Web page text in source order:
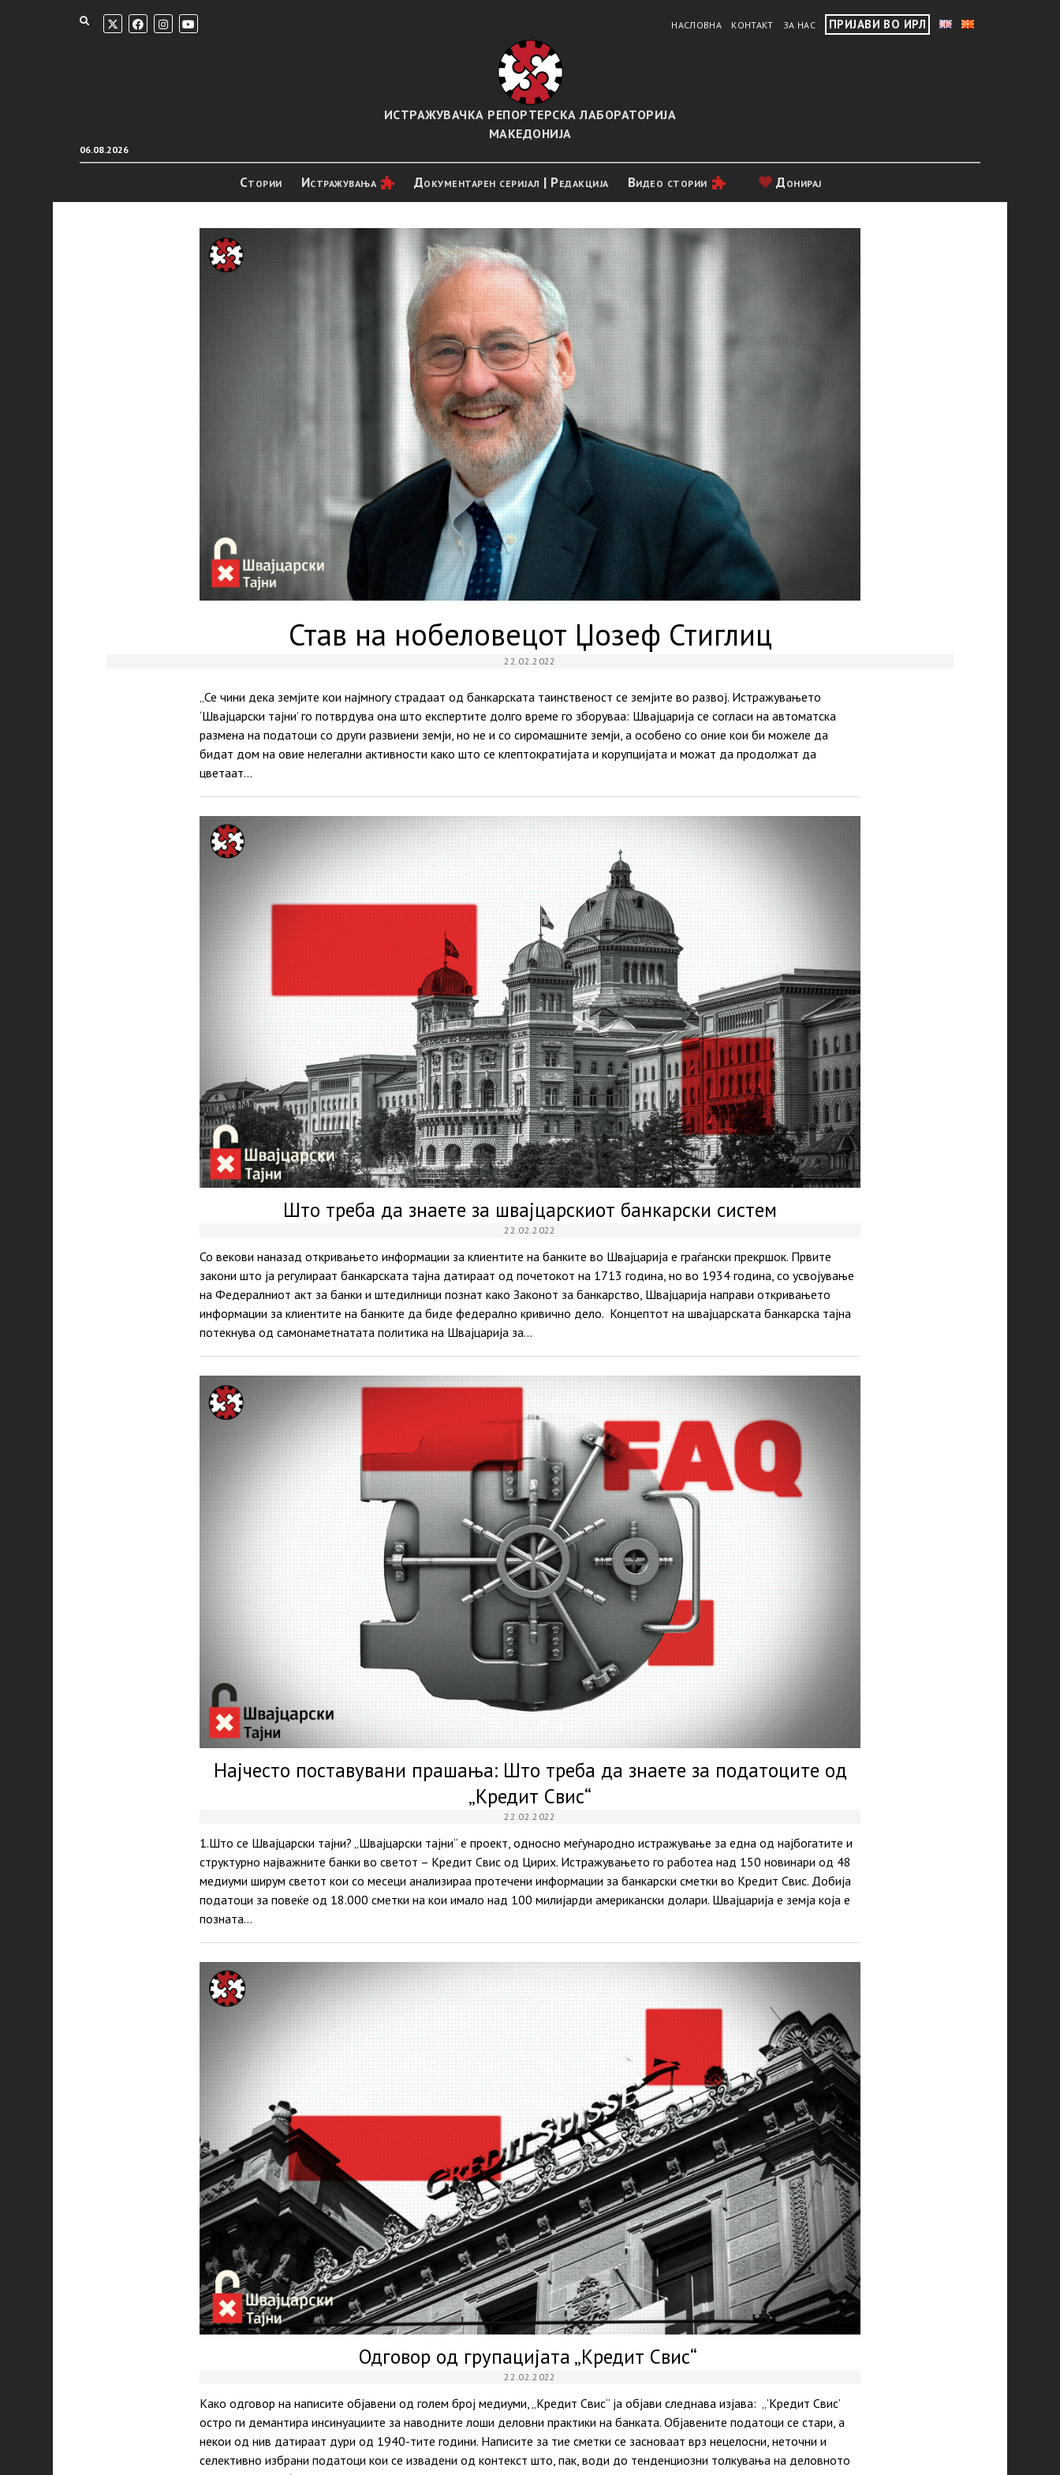
НАСЛОВНА КОНТАКТ ЗА НАС ПРИЈАВИ ВО ИРЛ
06.08.2026
ИСТРАЖУВАЧКА РЕПОРТЕРСКА ЛАБОРАТОРИЈА
МАКЕДОНИЈА
Стории Истражувањa Документарен серијал | Редакција Видео стории Донирај
Став на нобеловецот Џозеф Стиглиц
22.02.2022
„Се чини дека земјите кои најмногу страдаат од банкарската таинственост се земјите во развој. Истражувањето
‘Швајцарски тајни’ го потврдува она што експертите долго време го зборуваа: Швајцарија се согласи на автоматска
размена на податоци со други развиени земји, но не и со сиромашните земји, а особено со оние кои би можеле да
бидат дом на овие нелегални активности како што се клептократијата и корупцијата и можат да продолжат да
цветаат…
Што треба да знаете за швајцарскиот банкарски систем
22.02.2022
Со векови наназад откривањето информации за клиентите на банките во Швајцарија е граѓански прекршок. Првите
закони што ја регулираат банкарската тајна датираат од почетокот на 1713 година, но во 1934 година, со усвојување
на Федералниот акт за банки и штедилници познат како Законот за банкарство, Швајцарија направи откривањето
информации за клиентите на банките да биде федерално кривично дело. Концептот на швајцарската банкарска тајна
потекнува од самонаметнатата политика на Швајцарија за…
Најчесто поставувани прашања: Што треба да знаете за податоците од
„Кредит Свис“
22.02.2022
1.Што се Швајцарски тајни? „Швајцарски тајни“ е проект, односно меѓународно истражување за една од најбогатите и
структурно најважните банки во светот – Кредит Свис од Цирих. Истражувањето го работеа над 150 новинари од 48
медиуми ширум светот кои со месеци анализираа протечени информации за банкарски сметки во Кредит Свис. Добија
податоци за повеќе од 18.000 сметки на кои имало над 100 милијарди американски долари. Швајцарија е земја која е
позната…
Одговор од групацијата „Кредит Свис“
22.02.2022
Како одговор на написите објавени од голем број медиуми, „Кредит Свис“ ја објави следнава изјава: „’Кредит Свис’
остро ги демантира инсинуациите за наводните лоши деловни практики на банката. Објавените податоци се стари, а
некои од нив датираат дури од 1940-тите години. Написите за тие сметки се засноваат врз нецелосни, неточни и
селективно избрани податоци кои се извадени од контекст што, пак, води до тенденциозни толкувања на деловното